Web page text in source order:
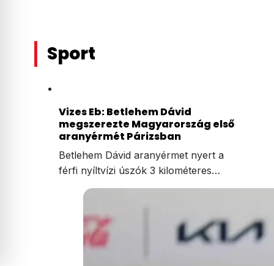
Sport
Vizes Eb: Betlehem Dávid
megszerezte Magyarország első
aranyérmét Párizsban
Betlehem Dávid aranyérmet nyert a
férfi nyíltvízi úszók 3 kilométeres…